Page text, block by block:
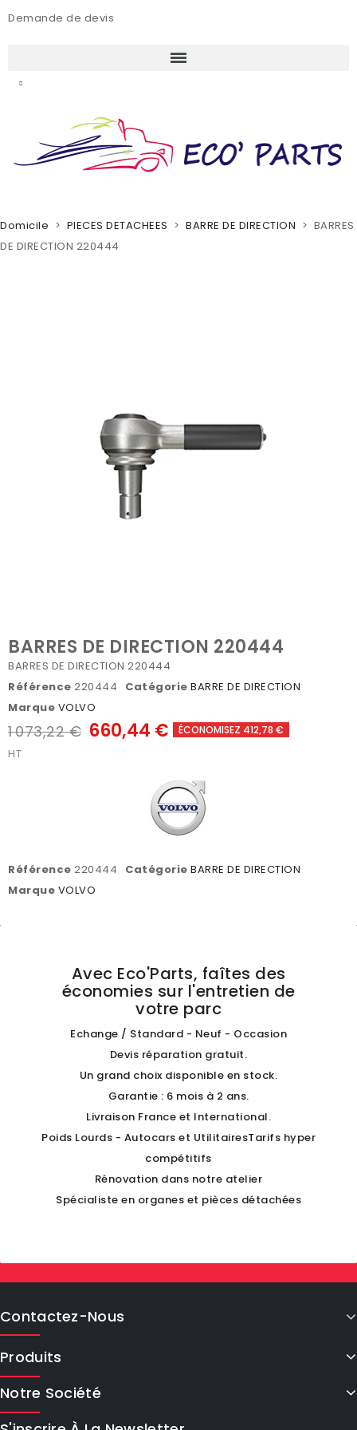
Demande de devis
Domicile PIECES DETACHEES BARRE DE DIRECTION
BARRES
DE DIRECTION 220444
BARRES DE DIRECTION 220444
BARRES DE DIRECTION 220444
Référence 220444 Catégorie BARRE DE DIRECTION
Marque VOLVO
1 073,22 € 660,44 € ÉCONOMISEZ 412,78 €
HT
Référence 220444 Catégorie BARRE DE DIRECTION
Marque VOLVO
Avec Eco'Parts, faîtes des
économies sur l'entretien de
votre parc
Echange / Standard - Neuf - Occasion
Devis réparation gratuit.
Un grand choix disponible en stock.
Garantie : 6 mois à 2 ans.
Livraison France et International.
Poids Lourds - Autocars et UtilitairesTarifs hyper
compétitifs
Rénovation dans notre atelier
Spécialiste en organes et pièces détachées
Contactez-Nous
Produits
Notre Société